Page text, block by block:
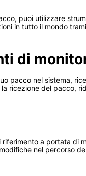
puoi utilizzare
in tutto il mondo
di
pacco nel sistema,
ricezione del pacco,
a portata di
nel percorso